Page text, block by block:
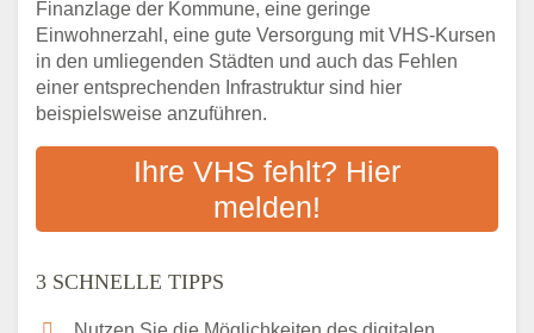
VHS steht für Erwachsenenbildung
Online-Kurse: Alternative Angebote zum
VHS-Kurs
Vor- und Nachteile von Online-Kursen
Bildungsangeboten an
Das bundesweite Volkshochschulwesen
Finanzlage der Kommune, eine geringe
Einwohnerzahl, eine gute Versorgung mit VHS-Kursen
in den umliegenden Städten und auch das Fehlen
einer entsprechenden Infrastruktur sind hier
beispielsweise anzuführen.
Ihre VHS fehlt? Hier
melden!
3 SCHNELLE TIPPS